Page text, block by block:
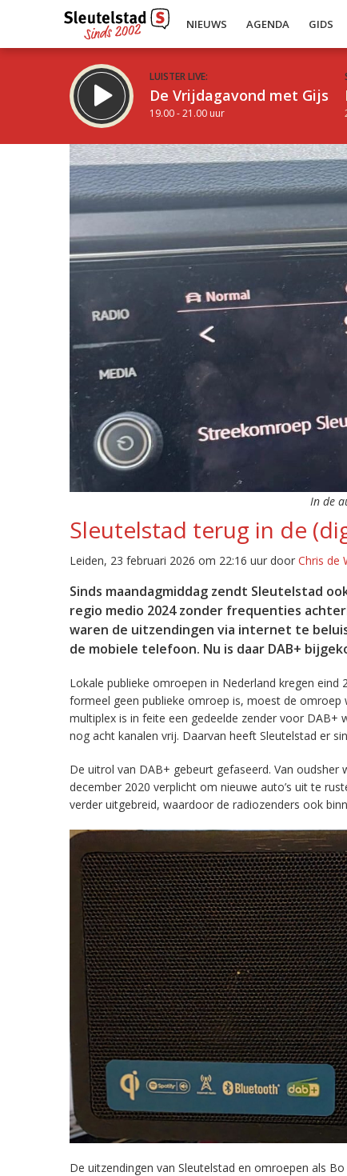
NIEUWS AGENDA GIDS
LUISTER LIVE:
De Vrijdagavond met Gijs
19.00 - 21.00 uur
In de
Sleutelstad terug in de
Leiden, 23 februari 2026 om 22:16 uur door Chris de
Sinds maandagmiddag zendt Sleutelstad
regio medio 2024 zonder frequenties
waren de uitzendingen via internet te
de mobiele telefoon. Nu is daar DAB+
Lokale publieke omroepen in Nederland kregen
formeel geen publieke omroep is, moest de omroep
multiplex is in feite een gedeelde zender voor DAB+
nog acht kanalen vrij. Daarvan heeft Sleutelstad er
De uitrol van DAB+ gebeurt gefaseerd. Van
december 2020 verplicht om nieuwe auto’s uit te
verder uitgebreid, waardoor de radiozenders ook
De uitzendingen van Sleutelstad en omroepen als